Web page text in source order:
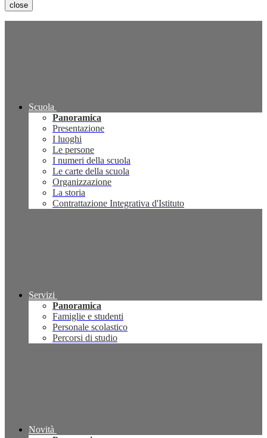
close
Scuola
Panoramica
Presentazione
I luoghi
Le persone
I numeri della scuola
Le carte della scuola
Organizzazione
La storia
Contrattazione Integrativa d'Istituto
Servizi
Panoramica
Famiglie e studenti
Personale scolastico
Percorsi di studio
Novità